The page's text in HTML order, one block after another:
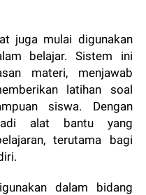
juga mulai digunakan
belajar. Sistem ini
materi, menjawab
latihan soal
siswa. Dengan
alat bantu yang
terutama bagi
dalam bidang